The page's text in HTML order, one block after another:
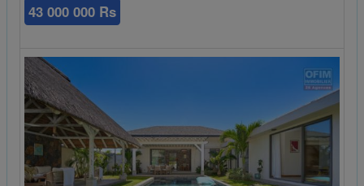
43 000 000 Rs